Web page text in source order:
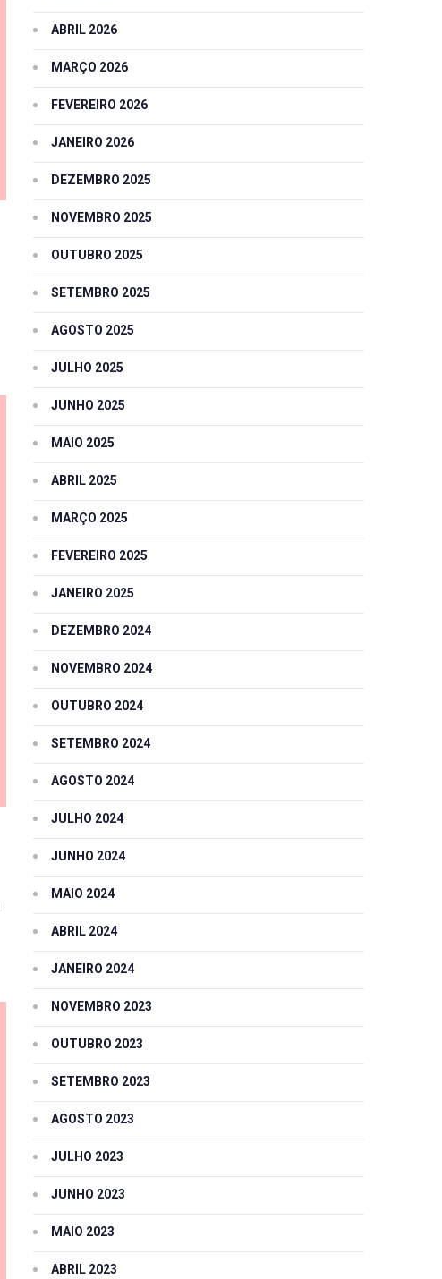
ABRIL 2026
MARÇO 2026
FEVEREIRO 2026
JANEIRO 2026
DEZEMBRO 2025
NOVEMBRO 2025
OUTUBRO 2025
SETEMBRO 2025
AGOSTO 2025
JULHO 2025
JUNHO 2025
MAIO 2025
ABRIL 2025
MARÇO 2025
FEVEREIRO 2025
JANEIRO 2025
DEZEMBRO 2024
NOVEMBRO 2024
OUTUBRO 2024
SETEMBRO 2024
AGOSTO 2024
JULHO 2024
JUNHO 2024
MAIO 2024
ABRIL 2024
JANEIRO 2024
NOVEMBRO 2023
OUTUBRO 2023
SETEMBRO 2023
AGOSTO 2023
JULHO 2023
JUNHO 2023
MAIO 2023
ABRIL 2023